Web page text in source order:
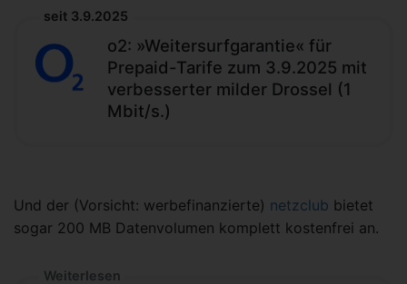
seit 3.9.2025
o2: »Weitersurfgarantie« für
Prepaid-Tarife zum 3.9.2025 mit
verbesserter milder Drossel (1
Mbit/s.)
Und der (Vorsicht: werbefinanzierte) netzclub bietet
sogar 200 MB Datenvolumen komplett kostenfrei an.
Weiterlesen